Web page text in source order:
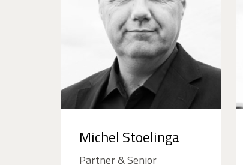
Michel Stoelinga
Partner & Senior